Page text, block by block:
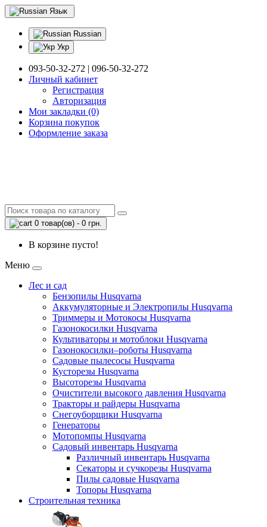
Язык
Russian
Укр
093-50-32-272 | 096-50-32-272
Личный кабинет
Регистрация
Авторизация
Мои закладки (0)
Корзина покупок
Оформление заказа
0 товар(ов) - 0 грн.
В корзине пусто!
Меню
Лес и сад
Бензопилы Husqvarna
Аккумуляторные и Электропилы Нusqvarna
Триммеры и Мотокосы Нusqvarna
Газонокосилки Husqvarna
Культиваторы и мотоблоки Husqvarna
Газонокосилки–роботы Husqvarna
Садовые пылесосы Husqvarna
Кусторезы Husqvarna
Высоторезы Husqvarna
Очистители высокого давления Husqvarna
Тракторы и райдеры Husqvarna
Снегоуборщики Husqvarna
Генераторы
Мотопомпы Husqvarna
Садовый инвентарь Husqvarna
Различный инвентарь Husqvarna
Секаторы и сучкорезы Husqvarna
Пилы садовые Husqvarna
Топоры Husqvarna
Строительная техника